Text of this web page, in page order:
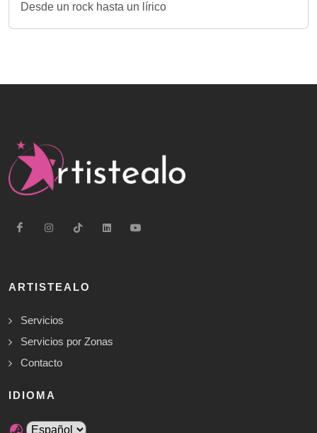
Desde un rock hasta un lírico
ARTISTEALO
Servicios
Servicios por Zonas
Contacto
IDIOMA